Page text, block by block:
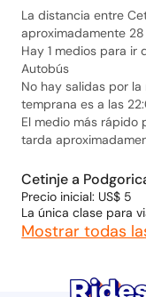
La distancia entre
aproximadamente
Hay 1 medios para ir
Autobús
No hay salidas por
temprana es a las
El medio más rápido
tarda
Cetinje a
Precio inicial: US$ 5
La única clase para
Mostrar todas